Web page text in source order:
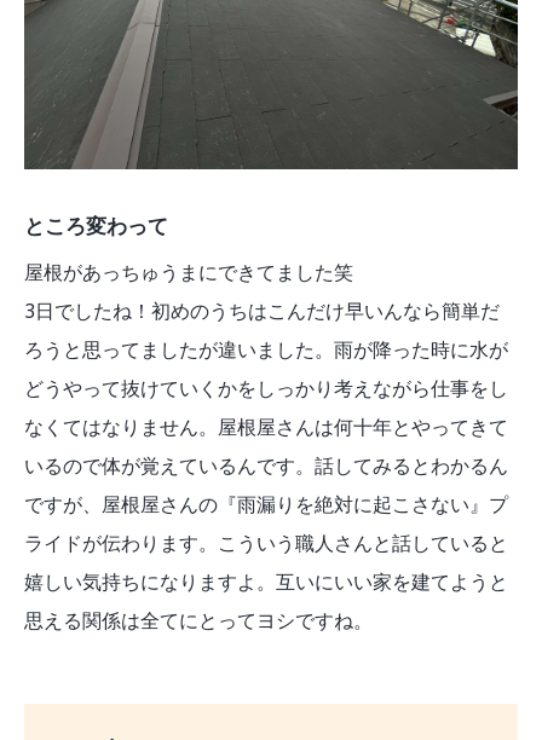
ところ変わって
屋根があっちゅうまにできてました笑
3日でしたね！初めのうちはこんだけ早いんなら簡単だ
ろうと思ってましたが違いました。雨が降った時に水が
どうやって抜けていくかをしっかり考えながら仕事をし
なくてはなりません。屋根屋さんは何十年とやってきて
いるので体が覚えているんです。話してみるとわかるん
ですが、屋根屋さんの『雨漏りを絶対に起こさない』プ
ライドが伝わります。こういう職人さんと話していると
嬉しい気持ちになりますよ。互いにいい家を建てようと
思える関係は全てにとってヨシですね。